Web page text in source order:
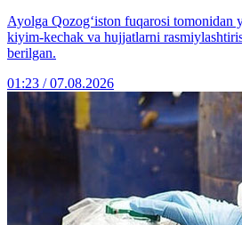
Ayolga Qozog‘iston fuqarosi tomonidan
kiyim-kechak va hujjatlarni
berilgan.
01:23 / 07.08.2026